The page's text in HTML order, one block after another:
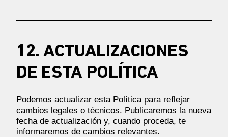
12. ACTUALIZACIONES
DE ESTA POLÍTICA
Podemos actualizar esta Política para reflejar
cambios legales o técnicos. Publicaremos la nueva
fecha de actualización y, cuando proceda, te
informaremos de cambios relevantes.